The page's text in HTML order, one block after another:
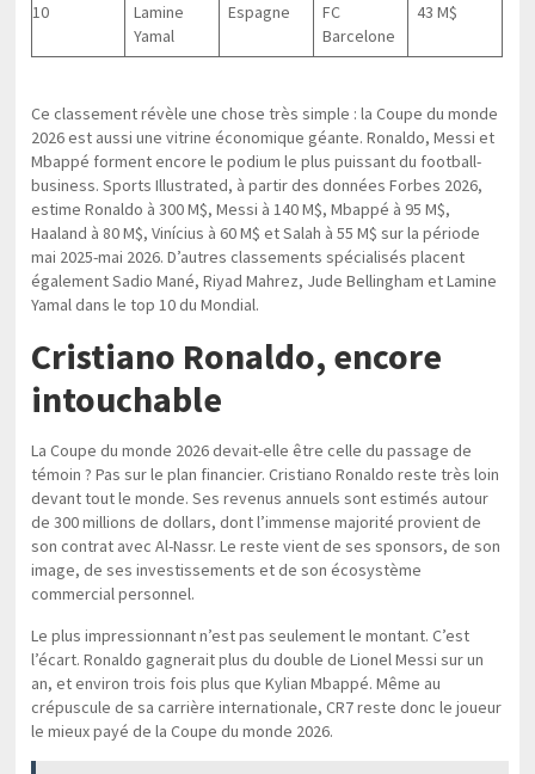
10
Lamine
Yamal
Espagne
FC
Barcelone
43 M$
Ce classement révèle une chose très simple : la Coupe du monde
2026 est aussi une vitrine économique géante. Ronaldo, Messi et
Mbappé forment encore le podium le plus puissant du football-
business. Sports Illustrated, à partir des données Forbes 2026,
estime Ronaldo à 300 M$, Messi à 140 M$, Mbappé à 95 M$,
Haaland à 80 M$, Vinícius à 60 M$ et Salah à 55 M$ sur la période
mai 2025-mai 2026. D’autres classements spécialisés placent
également Sadio Mané, Riyad Mahrez, Jude Bellingham et Lamine
Yamal dans le top 10 du Mondial.
Cristiano Ronaldo, encore
intouchable
La Coupe du monde 2026 devait-elle être celle du passage de
témoin ? Pas sur le plan financier. Cristiano Ronaldo reste très loin
devant tout le monde. Ses revenus annuels sont estimés autour
de 300 millions de dollars, dont l’immense majorité provient de
son contrat avec Al-Nassr. Le reste vient de ses sponsors, de son
image, de ses investissements et de son écosystème
commercial personnel.
Le plus impressionnant n’est pas seulement le montant. C’est
l’écart. Ronaldo gagnerait plus du double de Lionel Messi sur un
an, et environ trois fois plus que Kylian Mbappé. Même au
crépuscule de sa carrière internationale, CR7 reste donc le joueur
le mieux payé de la Coupe du monde 2026.